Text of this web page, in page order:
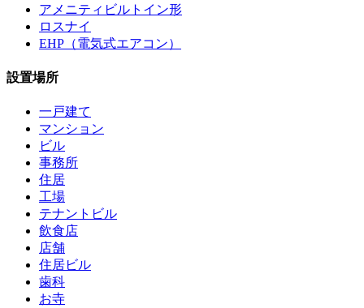
アメニティビルトイン形
ロスナイ
EHP（電気式エアコン）
設置場所
一戸建て
マンション
ビル
事務所
住居
工場
テナントビル
飲食店
店舗
住居ビル
歯科
お寺